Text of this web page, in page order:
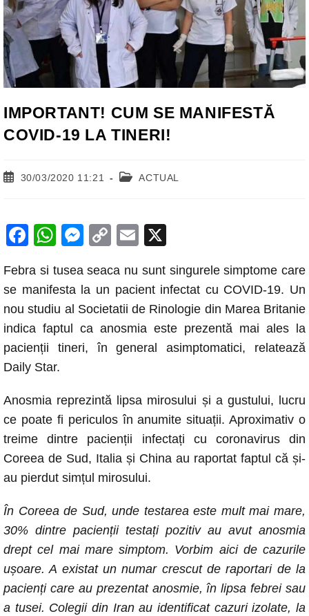
IMPORTANT! CUM SE MANIFESTĂ
COVID-19 LA TINERI!
Post30/03/2020 11:21
PostACTUAL
F
c
e
b
o
o
W
at
s
A
p
p
M
ss
e
n
g
C
p
y
Li
n
E
ail
Febra si tusea seaca nu sunt singurele simptome care
se manifesta la un pacient infectat cu COVID-19. Un
nou studiu al Societatii de Rinologie din Marea Britanie
indica faptul ca anosmia este prezentă mai ales la
pacienții tineri, în general asimptomatici, relatează
Daily Star.
Anosmia reprezintă lipsa mirosului și a gustului, lucru
ce poate fi periculos în anumite situații. Aproximativ o
treime dintre pacienții infectați cu coronavirus din
Coreea de Sud, Italia și China au raportat faptul că și-
au pierdut simțul mirosului.
În Coreea de Sud, unde testarea este mult mai mare,
30% dintre pacienții testați pozitiv au avut anosmia
drept cel mai mare simptom. Vorbim aici de cazurile
ușoare. A existat un numar crescut de raportari de la
pacienți care au prezentat anosmie, în lipsa febrei sau
a tusei. Colegii din Iran au identificat cazuri izolate, la